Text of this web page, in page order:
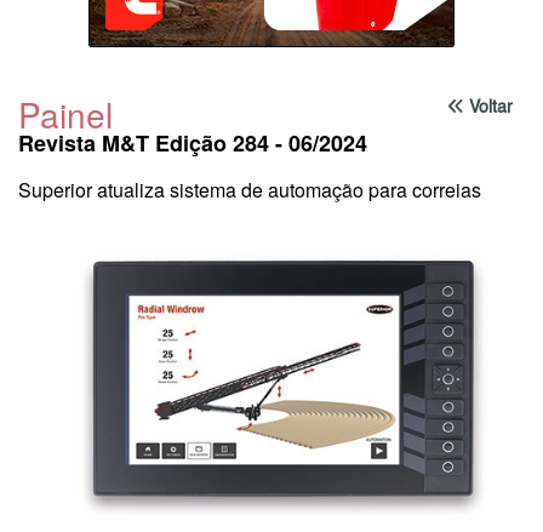
Voltar
Painel
Revista M&T Edição 284 - 06/2024
Superior atualiza sistema de automação para correias